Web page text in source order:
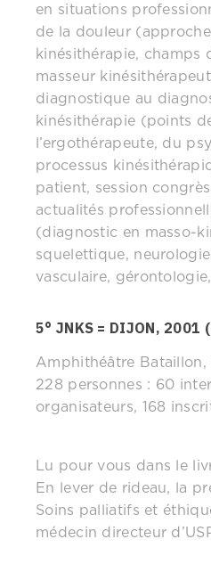
en situations
de la douleur
kinésithérapie, champs
masseur
diagnostique au
kinésithérapie (points
l’ergothérapeute, du
processus
patient, session
actualités
(diagnostic en masso-
squelettique,
vasculaire,
5° JNKS = DIJON,
Amphithéâtre
228 personnes : 60
organisateurs, 168
Lu pour vous dans le
En lever de rideau, la
Soins palliatifs et
médecin directeur